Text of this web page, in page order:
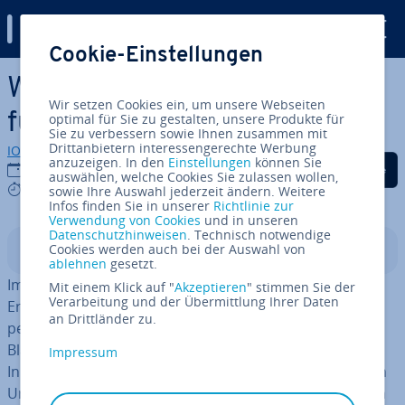
Zum Haupt­in­halt springen
White Paper – das Dokument
für Werbung mit Fakten
IONOS Redaktion
06.02.2019
8 mins
Auf Facebook teilen
Auf Twitter teilen
Auf LinkedIn
In­halts­ver­zeich­nis
Im deutschen Sprach­ge­brauch denkt man bei der
Erwähnung des Begriffs „White Paper“ (auch: „White­pa­
per“) zunächst an das sprich­wört­li­che un­be­schrie­be­ne
Blatt. Doch es handelt sich hierbei nicht etwa um leere
Inhalte, sondern um eine Textart, die ihren his­to­ri­schen
Ursprung inGroß­bri­tan­ni­enhat. Ur­sprüng­lich wurden
Cookie-Einstellungen
Wir setzen Cookies ein, um unsere Webseiten
optimal für Sie zu gestalten, unsere Produkte für
Sie zu verbessern sowie Ihnen zusammen mit
Drittanbietern interessengerechte Werbung
anzuzeigen. In den Einstellungen können Sie
auswählen, welche Cookies Sie zulassen wollen,
sowie Ihre Auswahl jederzeit ändern. Weitere
Infos finden Sie in unserer Richtlinie zur
Verwendung von Cookies und in unseren
Datenschutzhinweisen. Technisch notwendige
Cookies werden auch bei der Auswahl von
ablehnen gesetzt.
Mit einem Klick auf "Akzeptieren" stimmen Sie der
Verarbeitung und der Übermittlung Ihrer Daten
an Drittländer zu.
Impressum